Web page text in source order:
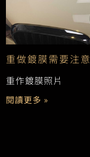
重做鍍膜需要注
重作鍍膜照片
閱讀更多 »